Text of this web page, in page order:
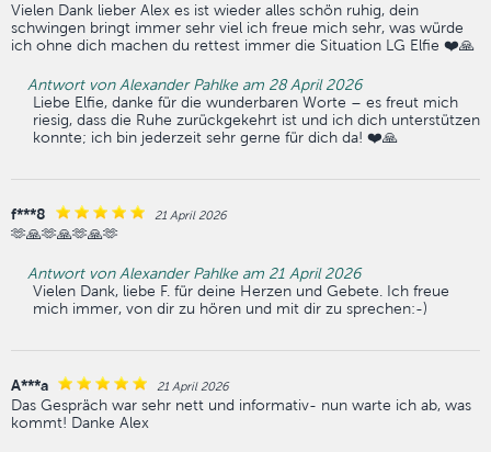
Vielen Dank lieber Alex es ist wieder alles schön ruhig, dein
schwingen bringt immer sehr viel ich freue mich sehr, was würde
ich ohne dich machen du rettest immer die Situation LG Elfie ❤️🙏
Antwort von Alexander Pahlke am 28 April 2026
Liebe Elfie, danke für die wunderbaren Worte – es freut mich
riesig, dass die Ruhe zurückgekehrt ist und ich dich unterstützen
konnte; ich bin jederzeit sehr gerne für dich da! ❤️🙏
f***8 21 April 2026
🫶🙏🫶🙏🫶🙏🫶
Antwort von Alexander Pahlke am 21 April 2026
Vielen Dank, liebe F. für deine Herzen und Gebete. Ich freue
mich immer, von dir zu hören und mit dir zu sprechen:-)
A***a 21 April 2026
Das Gespräch war sehr nett und informativ- nun warte ich ab, was
kommt! Danke Alex